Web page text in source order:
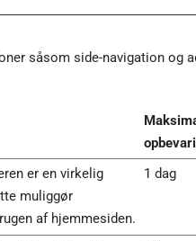
såsom side-navigation og
er en virkelig
muliggør
af hjemmesiden.
1 dag